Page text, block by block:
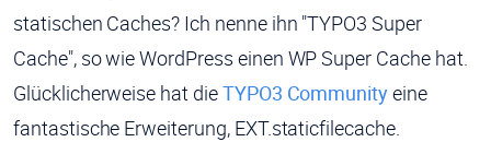
statischen Caches? Ich nenne ihn "TYPO3 Super
Cache", so wie WordPress einen WP Super Cache hat.
Glücklicherweise hat dieTYPO3 Communityeine
fantastische Erweiterung, EXT.staticfilecache.